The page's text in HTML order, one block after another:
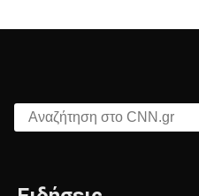
Αναζήτηση στο CNN.gr